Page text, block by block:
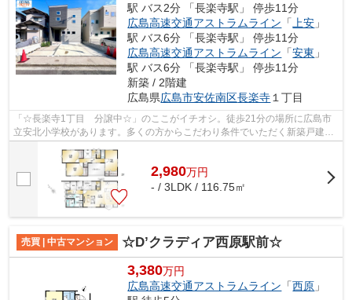
駅 バス2分 「長楽寺駅」 停歩11分
広島高速交通アストラムライン 「 上安 」
駅 バス6分 「長楽寺駅」 停歩11分
広島高速交通アストラムライン 「安東 」
駅 バス6分 「長楽寺駅」 停歩11分
新築 / 2階建
広島県広島市安佐南区長楽寺 １丁目
「☆長楽寺1丁目 分譲中☆」のここがイチオシ。徒歩21分の場所に広島市
立安北小学校があります。多くの方からこだわり条件でいただく新築戸建て
の物件です。築3年以内の新しい物件はい...
2,980万円
- / 3LDK / 116.75㎡
売買 | 中古マンション ☆D’クラディア西原駅前☆
3,380万円
広島高速交通アストラムライン 「西原 」